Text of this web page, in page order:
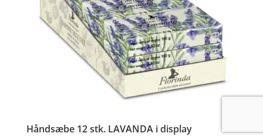
Håndsæbe 12 stk. LAVANDA i display